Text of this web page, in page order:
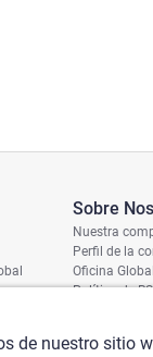
Sobre
Nuestra
Perfil de la
Oficina Global
Política de
de nuestro sitio